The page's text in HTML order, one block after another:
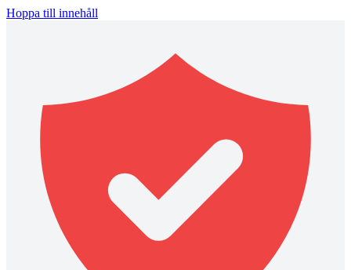
Hoppa till innehåll